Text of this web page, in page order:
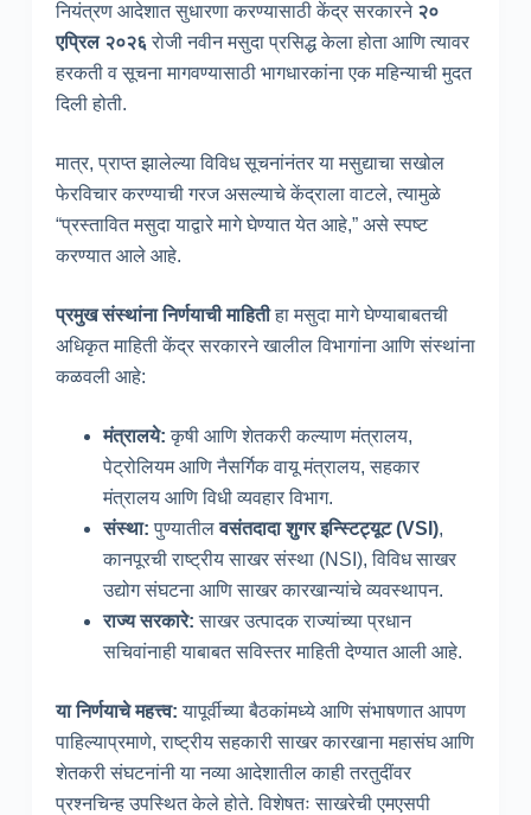
नियंत्रण आदेशात सुधारणा करण्यासाठी केंद्र सरकारने २०
एप्रिल २०२६ रोजी नवीन मसुदा प्रसिद्ध केला होता आणि त्यावर
हरकती व सूचना मागवण्यासाठी भागधारकांना एक महिन्याची मुदत
दिली होती.
मात्र, प्राप्त झालेल्या विविध सूचनांनंतर या मसुद्याचा सखोल
फेरविचार करण्याची गरज असल्याचे केंद्राला वाटले, त्यामुळे
“प्रस्तावित मसुदा याद्वारे मागे घेण्यात येत आहे,” असे स्पष्ट
करण्यात आले आहे.
प्रमुख संस्थांना निर्णयाची माहितीहा मसुदा मागे घेण्याबाबतची
अधिकृत माहिती केंद्र सरकारने खालील विभागांना आणि संस्थांना
कळवली आहे:
मंत्रालये: कृषी आणि शेतकरी कल्याण मंत्रालय,
पेट्रोलियम आणि नैसर्गिक वायू मंत्रालय, सहकार
मंत्रालय आणि विधी व्यवहार विभाग.
संस्था: पुण्यातीलवसंतदादा शुगर इन्स्टिट्यूट(VSI),
कानपूरची राष्ट्रीय साखर संस्था (NSI), विविध साखर
उद्योग संघटना आणि साखर कारखान्यांचे व्यवस्थापन.
राज्य सरकारे: साखर उत्पादक राज्यांच्या प्रधान
सचिवांनाही याबाबत सविस्तर माहिती देण्यात आली आहे.
या निर्णयाचे महत्त्व: यापूर्वीच्या बैठकांमध्ये आणि संभाषणात आपण
पाहिल्याप्रमाणे, राष्ट्रीय सहकारी साखर कारखाना महासंघ आणि
शेतकरी संघटनांनी या नव्या आदेशातील काही तरतुदींवर
प्रश्नचिन्ह उपस्थित केले होते. विशेषतः साखरेची एमएसपी